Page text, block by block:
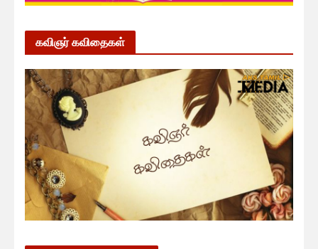
கவிஞர் கவிதைகள்